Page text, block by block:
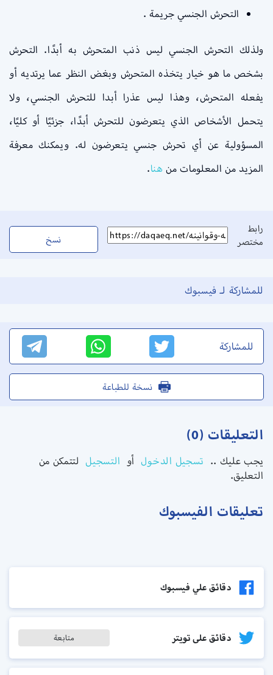
التحرش الجنسي جريمة .
ولذلك التحرش الجنسي ليس ذنب المتحرش به أبدًا. التحرش
بشخص ما هو خيار يتخذه المتحرش وبغض النظر عما يرتديه أو
يفعله المتحرش، وهذا ليس عذرا أبدا للتحرش الجنسي، ولا
يتحمل الأشخاص الذي يتعرضون للتحرش أبدًا، جزئيًا أو كليًا،
المسؤولية عن أي تحرش جنسي يتعرضون له. ويمكنك معرفة
المزيد من المعلومات من هنا.
رابط
مختصر
نسخ
للمشاركة لـ فيسبوك
للمشاركة
نسخة للطباعة
التعليقات (0)
يجب عليك .. تسجيل الدخول أو التسجيل لتتمكن من
التعليق.
تعليقات الفيسبوك
دقائق علي فيسبوك
دقائق على تويتر متابعة